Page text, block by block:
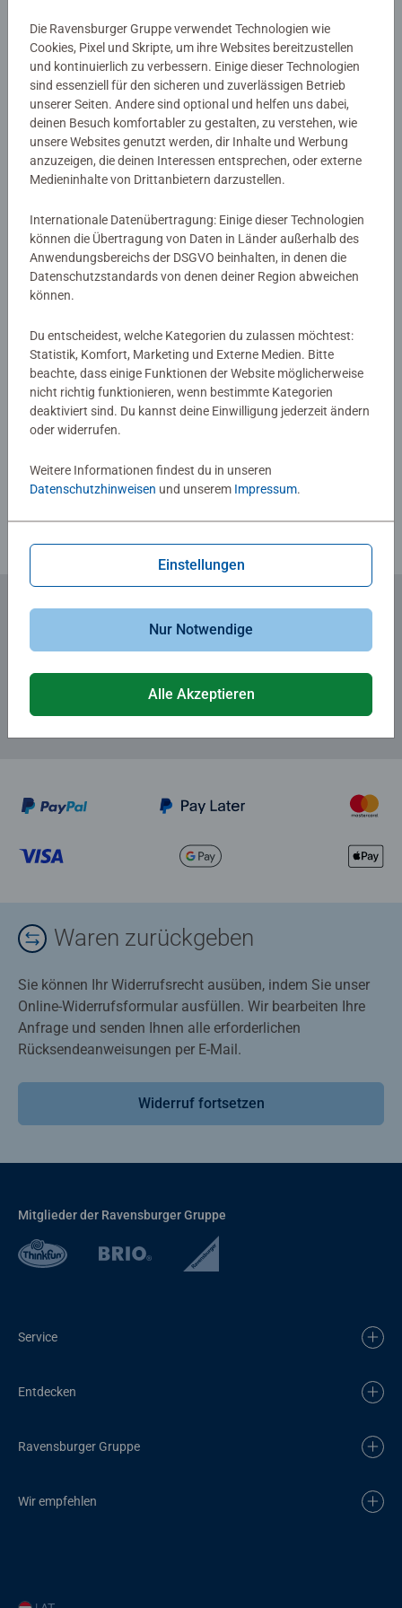
Stifte immer griffbereit und stylisch verstaut.
Ein 3D Puzzle, das nicht nur Puzzlespaß bietet, sondern
auch gute Dienste leistet: Denn das Utensilo aus 54
nummerierten Kunststoff-Puzzleteilen kann anschließend
zur praktischen Aufbewahrung genutzt werden - egal ob
als Stiftebox, für kleine Schätze oder anderen Krims-
Krams. Dank der bebilderten Anleitung und den Zahlen
Puzzeln des Organizers kinderleicht. Auch erwachsene 3D
Puzzle-Fans haben große Freude am Puzzeln dieses
großartigen Dekoobjekts mit reichlich Platz für Utensilien
aller Art.
Details
Artikelnummer:
12008087
EAN:
4005555080879
Warnhinweise und Herstellerinformation
Ähnliche Produkte
Noch keine Bewertungen
0/0
Verfasse eine Bewertung
Richtlinien für Bewertungen
Zum Newsletter anmelden
Waren zurückgeben
Sie können Ihr Widerrufsrecht ausüben, indem Sie unser
Online-Widerrufsformular ausfüllen. Wir bearbeiten Ihre
Anfrage und senden Ihnen alle erforderlichen
Rücksendeanweisungen per E-Mail.
Widerruf fortsetzen
Mitglieder der Ravensburger Gruppe
Service
Entdecken
Ravensburger Gruppe
Wir empfehlen
Die Ravensburger Gruppe verwendet Technologien wie
Cookies, Pixel und Skripte, um ihre Websites bereitzustellen
und kontinuierlich zu verbessern. Einige dieser Technologien
sind essenziell für den sicheren und zuverlässigen Betrieb
unserer Seiten. Andere sind optional und helfen uns dabei,
deinen Besuch komfortabler zu gestalten, zu verstehen, wie
unsere Websites genutzt werden, dir Inhalte und Werbung
anzuzeigen, die deinen Interessen entsprechen, oder externe
Medieninhalte von Drittanbietern darzustellen.
Internationale Datenübertragung: Einige dieser Technologien
können die Übertragung von Daten in Länder außerhalb des
Anwendungsbereichs der DSGVO beinhalten, in denen die
Datenschutzstandards von denen deiner Region abweichen
können.
Du entscheidest, welche Kategorien du zulassen möchtest:
Statistik, Komfort, Marketing und Externe Medien. Bitte
beachte, dass einige Funktionen der Website möglicherweise
nicht richtig funktionieren, wenn bestimmte Kategorien
deaktiviert sind. Du kannst deine Einwilligung jederzeit ändern
oder widerrufen.
Weitere Informationen findest du in unseren
Datenschutzhinweisen und unserem Impressum.
Einstellungen
Nur Notwendige
Alle Akzeptieren